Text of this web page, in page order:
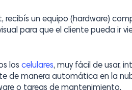
un equipo (hardware)
para que el cliente pueda ir
los celulares, muy fácil de usar,
de manera automática en la
o tareas de mantenimiento.